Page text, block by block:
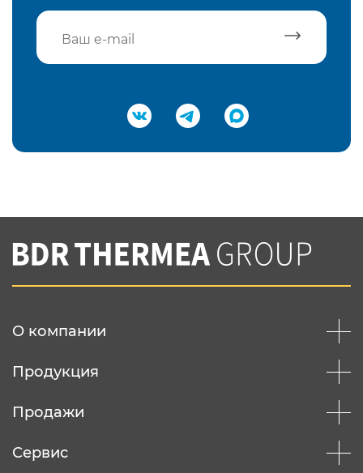
Подтвердить e-mail
Вы соглашаетесь с нашей политикой
конфеденциальности
О компании
Продукция
Продажи
Сервис